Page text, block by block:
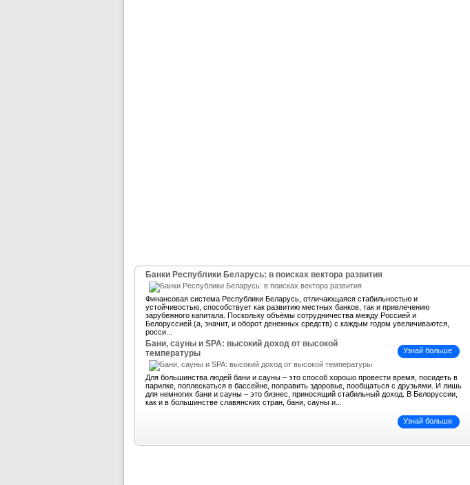
Банки Республики Беларусь: в поисках вектора развития
Финансовая система Республики Беларусь, отличающаяся стабильностью и
устойчивостью, способствует как развитию местных банков, так и привлечению
зарубежного капитала. Поскольку объёмы сотрудничества между Россией и
Белоруссией (а, значит, и оборот денежных средств) с каждым годом увеличиваются,
росси...
Узнай больше
Бани, сауны и SPA: высокий доход от высокой
температуры
Для большинства людей бани и сауны – это способ хорошо провести время, посидеть в
парилке, поплескаться в бассейне, поправить здоровье, пообщаться с друзьями. И лишь
для немногих бани и сауны – это бизнес, приносящий стабильный доход. В Белоруссии,
как и в большинстве славянских стран, бани, сауны и...
Узнай больше